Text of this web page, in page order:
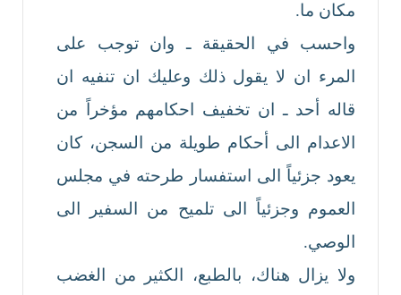
مكان ما.
واحسب في الحقيقة ـ وان توجب على
المرء ان لا يقول ذلك وعليك ان تنفيه ان
قاله أحد ـ ان تخفيف احكامهم مؤخراً من
الاعدام الى أحكام طويلة من السجن، كان
يعود جزئياً الى استفسار طرحته في مجلس
العموم وجزئياً الى تلميح من السفير الى
الوصي.
ولا يزال هناك، بالطبع، الكثير من الغضب